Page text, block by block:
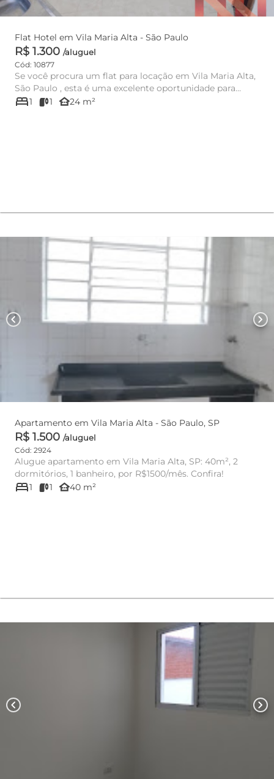
Flat Hotel em Vila Maria Alta - São Paulo
R$ 1.300 /aluguel
Cód: 10877
Se você procura um flat para locação em Vila Maria Alta,
São Paulo , esta é uma excelente oportunidade para
morar com ...
bed1 1 other_houses24 m²
chevron_left chevron_right
Apartamento em Vila Maria Alta - São Paulo, SP
R$ 1.500 /aluguel
Cód: 2924
Alugue apartamento em Vila Maria Alta, SP: 40m², 2
dormitórios, 1 banheiro, por R$1500/mês. Confira!
bed1 1 other_houses40 m²
chevron_left chevron_right